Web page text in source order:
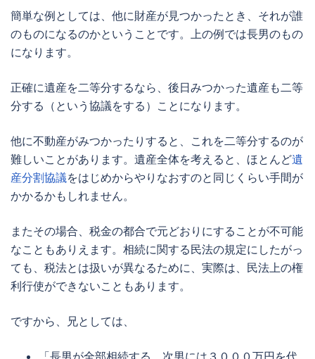
簡単な例としては、他に財産が見つかったとき、それが誰
のものになるのかということです。上の例では長男のもの
になります。
正確に遺産を二等分するなら、後日みつかった遺産も二等
分する（という協議をする）ことになります。
他に不動産がみつかったりすると、これを二等分するのが
難しいことがあります。遺産全体を考えると、ほとんど遺
産分割協議をはじめからやりなおすのと同じくらい手間が
かかるかもしれません。
またその場合、税金の都合で元どおりにすることが不可能
なこともありえます。相続に関する民法の規定にしたがっ
ても、税法とは扱いが異なるために、実際は、民法上の権
利行使ができないこともあります。
ですから、兄としては、
「長男が全部相続する。次男には３０００万円を代